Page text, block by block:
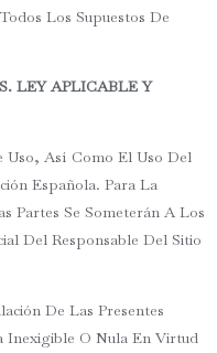
Los Supuestos De
LEY APLICABLE Y
Uso, Así Como El Uso Del
Española. Para La
Partes Se Someterán A Los
Del Responsable Del Sitio
De Las Presentes
Inexigible O Nula En Virtud